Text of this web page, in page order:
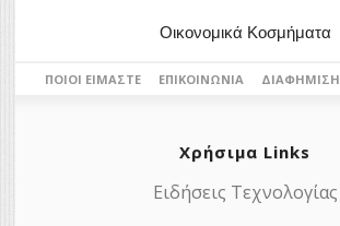
Οικονομικά Κοσμήματα
ΠΟΙΟΙ ΕΊΜΑΣΤΕ ΕΠΙΚΟΙΝΩΝΊΑ ΔΙΑΦΉΜΙΣΗ
Χρήσιμα Links
Ειδήσεις Τεχνολογίας